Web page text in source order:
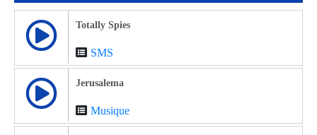
Totally Spies
SMS
Jerusalema
Musique